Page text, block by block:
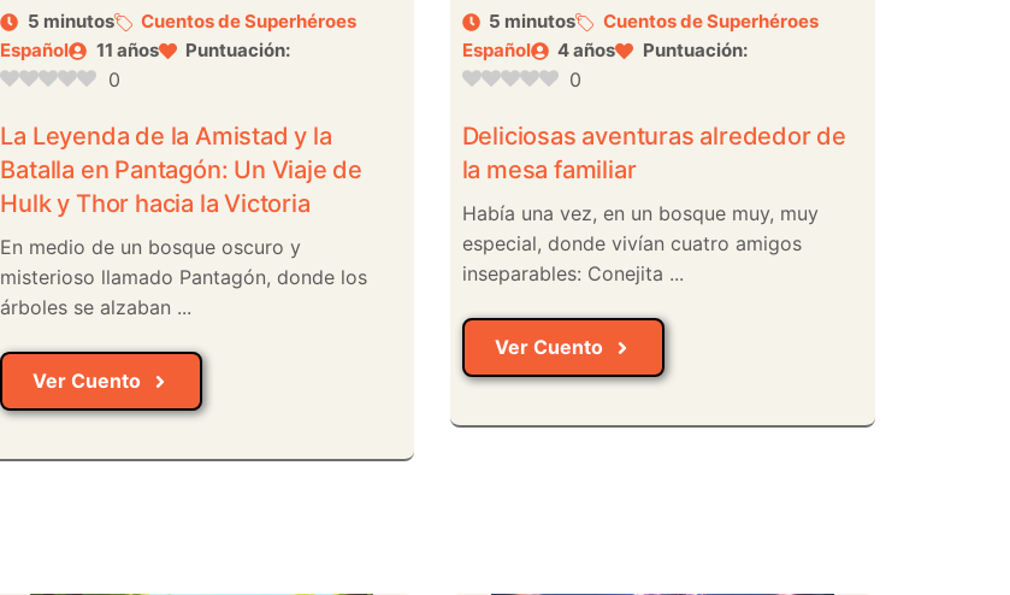
5 minutos
Cuentos de Superhéroes
Español
11 años Puntuación:
0
La Leyenda de la Amistad y la
Batalla en Pantagón: Un Viaje de
Hulk y Thor hacia la Victoria
En medio de un bosque oscuro y
misterioso llamado Pantagón, donde los
árboles se alzaban ...
Ver Cuento
5 minutos
Cuentos de Superhéroes
Español
4 años Puntuación:
0
Deliciosas aventuras alrededor de
la mesa familiar
Había una vez, en un bosque muy, muy
especial, donde vivían cuatro amigos
inseparables: Conejita ...
Ver Cuento